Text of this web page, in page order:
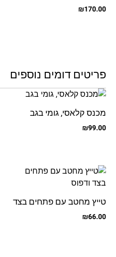
₪170.00
פריטים דומים נוספים
מכנס קלאסי, גומי בגב
₪99.00
טייץ מחטב עם פתחים בצד
ודפוס₪66.00